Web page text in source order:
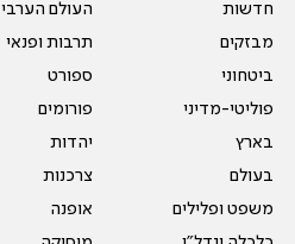
חדשות
מבזקים
ביטחוני
פוליטי-מדיני
בארץ
בעולם
משפט ופלילים
העולם הערבי
תרבות ופנאי
ספורט
פורומים
יהדות
צרכנות
אופנה